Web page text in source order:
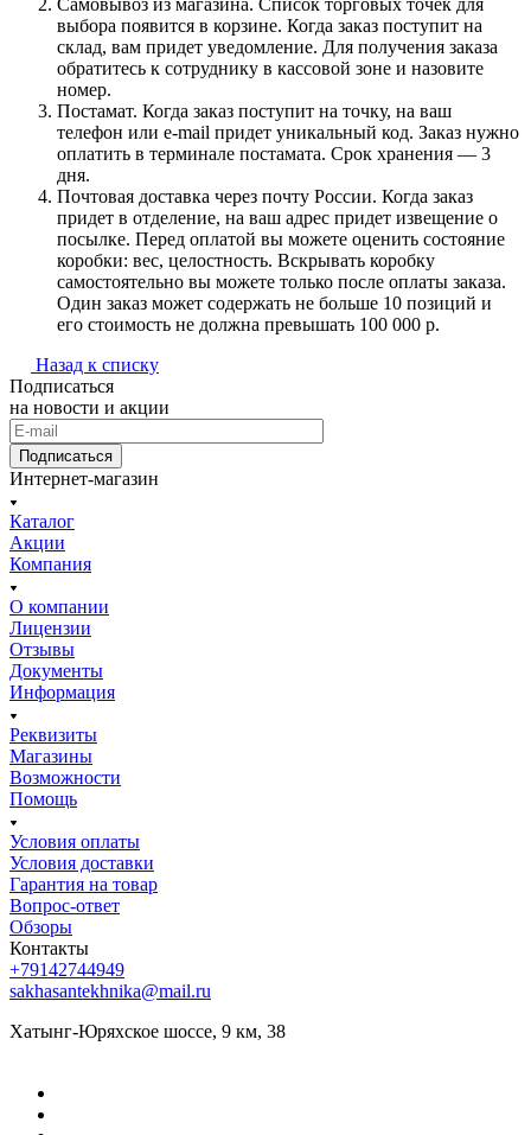
выбора появится в корзине. Когда заказ поступит на
склад, вам придет уведомление. Для получения заказа
обратитесь к сотруднику в кассовой зоне и назовите
номер.
Постамат. Когда заказ поступит на точку, на ваш
телефон или e-mail придет уникальный код. Заказ нужно
оплатить в терминале постамата. Срок хранения — 3
дня.
Почтовая доставка через почту России. Когда заказ
придет в отделение, на ваш адрес придет извещение о
посылке. Перед оплатой вы можете оценить состояние
коробки: вес, целостность. Вскрывать коробку
самостоятельно вы можете только после оплаты заказа.
Один заказ может содержать не больше 10 позиций и
его стоимость не должна превышать 100 000 р.
Назад к списку
Подписаться
на новости и акции
Подписаться
Интернет-магазин
Каталог
Акции
Компания
О компании
Лицензии
Отзывы
Документы
Информация
Реквизиты
Магазины
Возможности
Помощь
Условия оплаты
Условия доставки
Гарантия на товар
Вопрос-ответ
Обзоры
Контакты
+79142744949
sakhasantekhnika@mail.ru
Хатынг-Юряхское шоссе, 9 км, 38